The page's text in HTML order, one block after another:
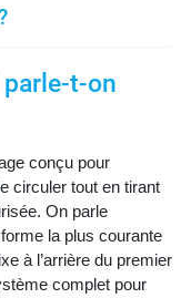
parle-t-on
conçu pour
circuler tout en tirant
On parle
la plus courante
à l’arrière du premier
complet pour